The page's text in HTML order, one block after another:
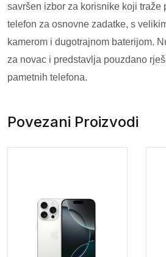
savršen izbor za korisnike koji traže
telefon za osnovne zadatke, s
kamerom i dugotrajnom baterijom.
za novac i predstavlja pouzdano
pametnih telefona.
Povezani Proizvodi